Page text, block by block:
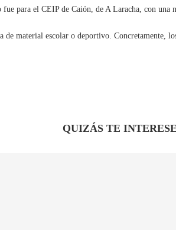
para el CEIP de Caión, de A Laracha, con
material escolar o deportivo. Concretamente,
QUIZÁS TE INTERESE